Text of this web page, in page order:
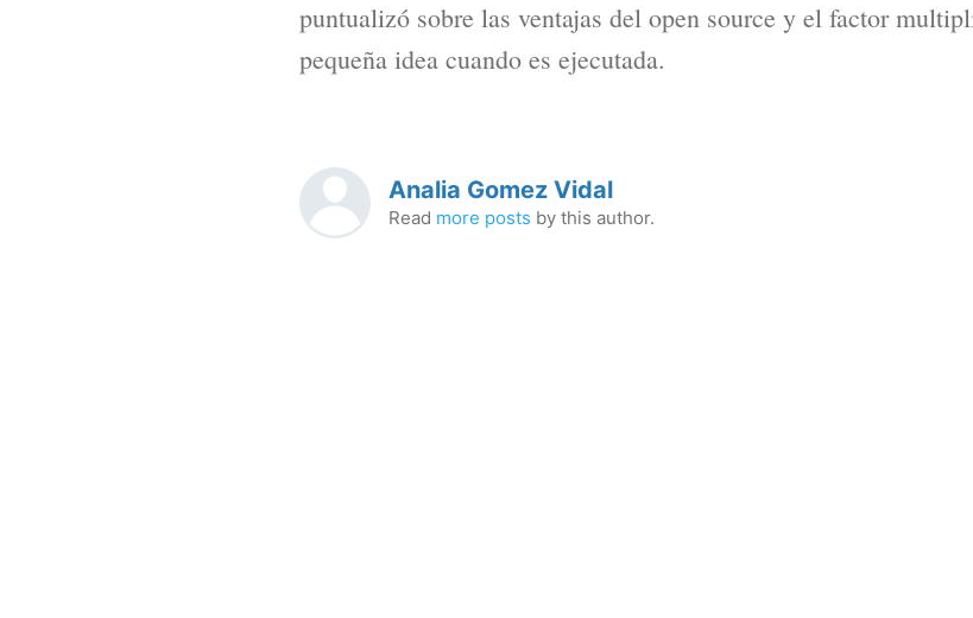
puntualizó sobre las ventajas del open source y el factor
pequeña idea cuando es ejecutada.
Analia Gomez Vidal
Read more posts by this author.